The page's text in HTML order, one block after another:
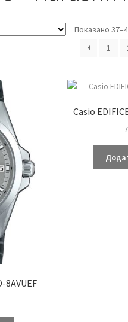
Показано
1
8AVUEF
Casio